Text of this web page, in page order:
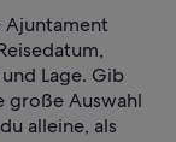
Ajuntament
Lage. Gib
große Auswahl
alleine, als